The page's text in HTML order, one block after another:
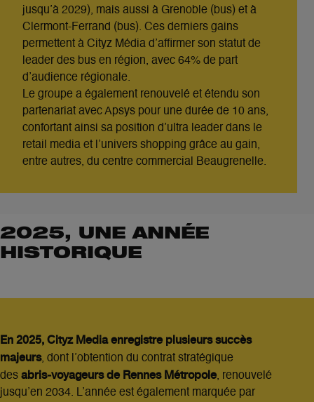
jusqu’à 2029), mais aussi à Grenoble (bus) et à
Clermont-Ferrand (bus). Ces derniers gains
permettent à Cityz Média d’affirmer son statut de
leader des bus en région, avec 64% de part
d’audience régionale.
Le groupe a également renouvelé et étendu son
partenariat avec Apsys pour une durée de 10 ans,
confortant ainsi sa position d’ultra leader dans le
retail media et l’univers shopping grâce au gain,
entre autres, du centre commercial Beaugrenelle.
2025, UNE ANNÉE
HISTORIQUE
En 2025, Cityz Media enregistre plusieurs succès
majeurs, dont l’obtention du contrat stratégique
des abris‑voyageurs de Rennes Métropole, renouvelé
jusqu’en 2034. L’année est également marquée par